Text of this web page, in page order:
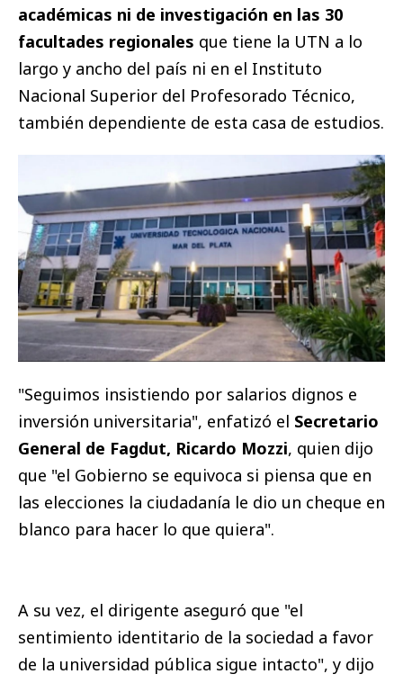
académicas ni de investigación en las 30
facultades regionales que tiene la UTN a lo
largo y ancho del país ni en el Instituto
Nacional Superior del Profesorado Técnico,
también dependiente de esta casa de estudios.
"Seguimos insistiendo por salarios dignos e
inversión universitaria", enfatizó el Secretario
General de Fagdut, Ricardo Mozzi, quien dijo
que "el Gobierno se equivoca si piensa que en
las elecciones la ciudadanía le dio un cheque en
blanco para hacer lo que quiera".
A su vez, el dirigente aseguró que "el
sentimiento identitario de la sociedad a favor
de la universidad pública sigue intacto", y dijo